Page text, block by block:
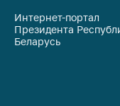
Интернет-портал
Президента
Беларусь